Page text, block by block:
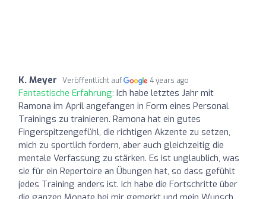
K. Meyer Veröffentlicht auf 4 years ago
Fantastische Erfahrung: Ich habe letztes Jahr mit
Ramona im April angefangen in Form eines Personal
Trainings zu trainieren. Ramona hat ein gutes
Fingerspitzengefühl, die richtigen Akzente zu setzen,
mich zu sportlich fordern, aber auch gleichzeitig die
mentale Verfassung zu stärken. Es ist unglaublich, was
sie für ein Repertoire an Übungen hat, so dass gefühlt
jedes Training anders ist. Ich habe die Fortschritte über